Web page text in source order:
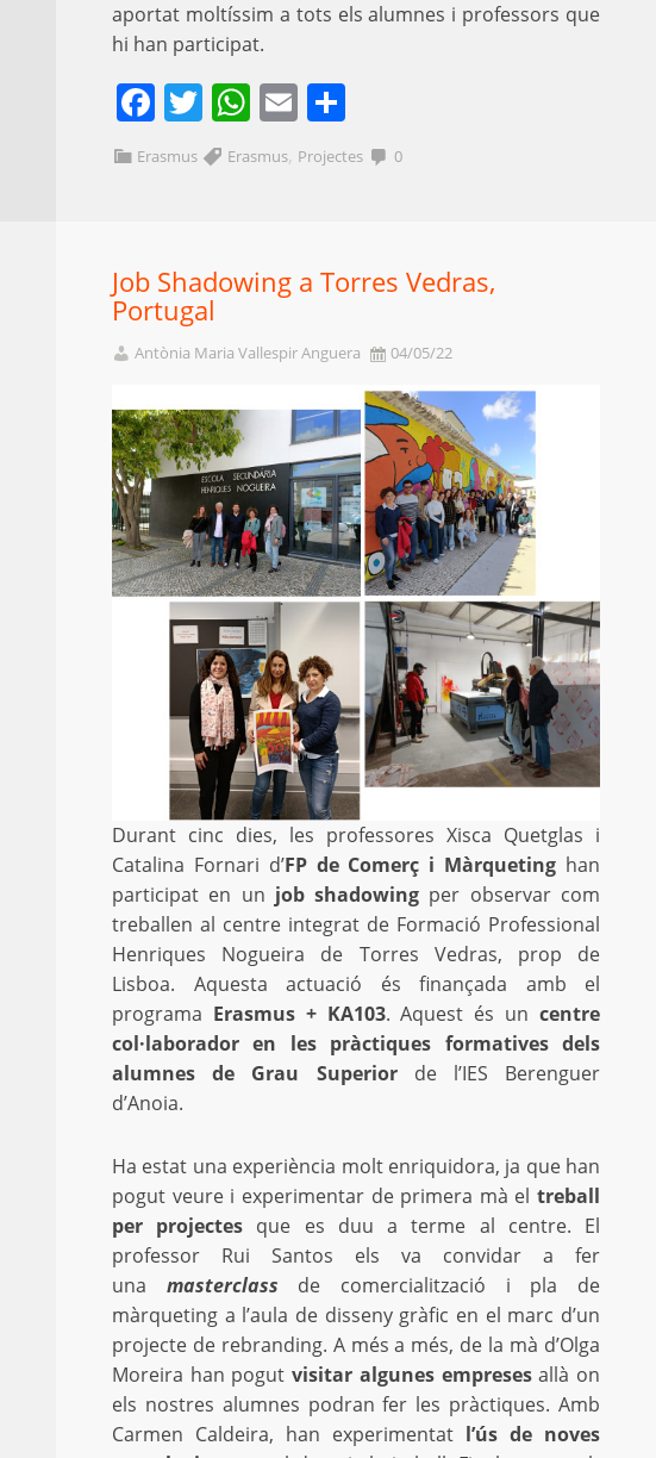
aportat moltíssim a tots els alumnes i professors que
hi han participat.
Facebook
Twitter
WhatsApp
Email
Erasmus Erasmus, Projectes 0
Job Shadowing a Torres Vedras,
Portugal
Antònia Maria Vallespir Anguera 04/05/22
Durant cinc dies, les professores Xisca Quetglas i
Catalina Fornari d’FP de Comerç i Màrqueting han
participat en un job shadowing per observar com
treballen al centre integrat de Formació Professional
Henriques Nogueira de Torres Vedras, prop de
Lisboa. Aquesta actuació és finançada amb el
programa Erasmus + KA103. Aquest és uncentre
col·laborador en les pràctiques formatives dels
alumnes de Grau Superiorde l’IES Berenguer
d’Anoia.
Ha estat una experiència molt enriquidora, ja que han
pogut veure i experimentar de primera mà el treball
per projectes que es duu a terme al centre. El
professor Rui Santos els va convidar a fer
una masterclass de comercialització i pla de
màrqueting a l’aula de disseny gràfic en el marc d’un
projecte de rebranding. A més a més, de la mà d’Olga
Moreira han pogutvisitar algunes empresesallà on
els nostres alumnes podran fer les pràctiques. Amb
Carmen Caldeira, han experimentat l’ús de noves